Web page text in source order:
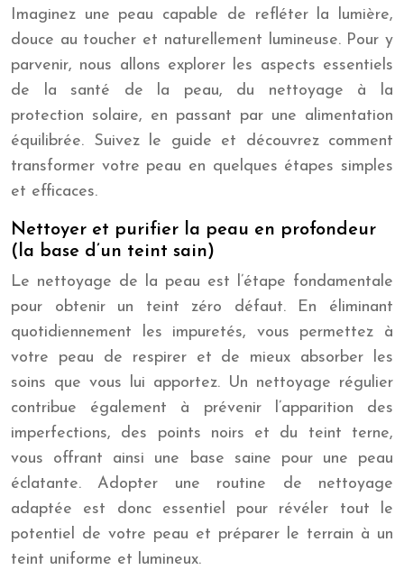
Imaginez une peau capable de refléter la lumière,
douce au toucher et naturellement lumineuse. Pour y
parvenir, nous allons explorer les aspects essentiels
de la santé de la peau, du nettoyage à la
protection solaire, en passant par une alimentation
équilibrée. Suivez le guide et découvrez comment
transformer votre peau en quelques étapes simples
et efficaces.
Nettoyer et purifier la peau en profondeur
(la base d’un teint sain)
Le nettoyage de la peau est l’étape fondamentale
pour obtenir un teint zéro défaut. En éliminant
quotidiennement les impuretés, vous permettez à
votre peau de respirer et de mieux absorber les
soins que vous lui apportez. Un nettoyage régulier
contribue également à prévenir l’apparition des
imperfections, des points noirs et du teint terne,
vous offrant ainsi une base saine pour une peau
éclatante. Adopter une routine de nettoyage
adaptée est donc essentiel pour révéler tout le
potentiel de votre peau et préparer le terrain à un
teint uniforme et lumineux.